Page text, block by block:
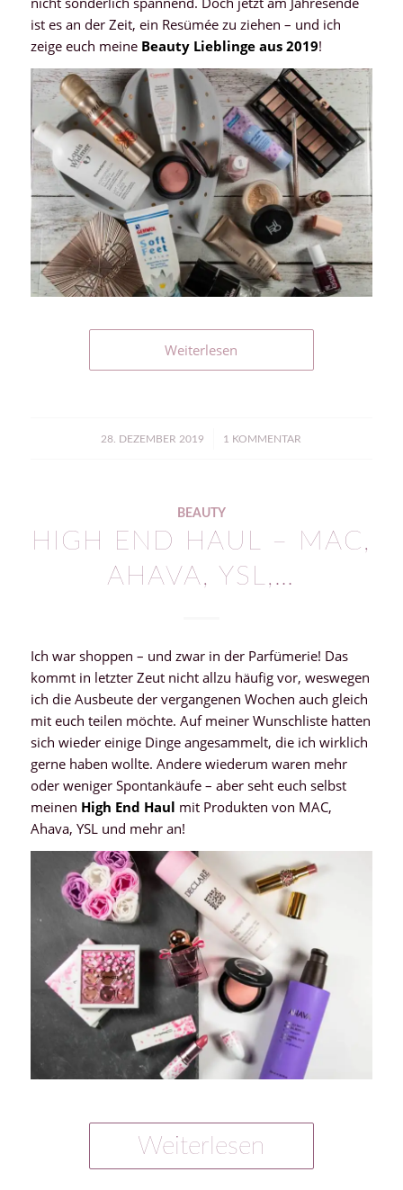
ist es an der Zeit, ein Resümée zu ziehen – und ich
zeige euch meine Beauty Lieblinge aus 2019!
Weiterlesen
28. DEZEMBER 2019
/ 1 KOMMENTAR
BEAUTY
HIGH END HAUL – MAC,
AHAVA, YSL,…
Ich war shoppen – und zwar in der Parfümerie! Das
kommt in letzter Zeut nicht allzu häufig vor, weswegen
ich die Ausbeute der vergangenen Wochen auch gleich
mit euch teilen möchte. Auf meiner Wunschliste hatten
sich wieder einige Dinge angesammelt, die ich wirklich
gerne haben wollte. Andere wiederum waren mehr
oder weniger Spontankäufe – aber seht euch selbst
meinen High End Haul mit Produkten von MAC,
Ahava, YSL und mehr an!
Weiterlesen